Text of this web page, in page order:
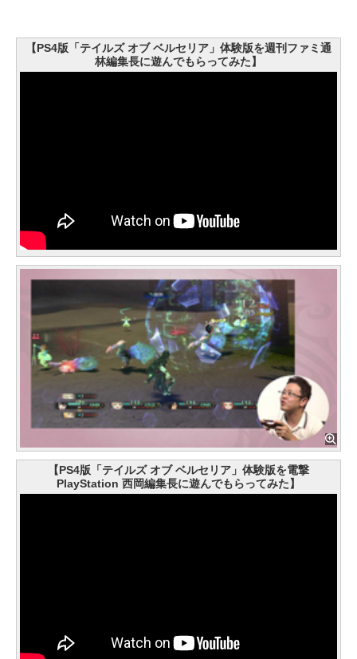
【PS4版「テイルズ オブ ベルセリア」体験版を週刊ファミ通
林編集長に遊んでもらってみた】
【PS4版「テイルズ オブ ベルセリア」体験版を電撃
PlayStation 西岡編集長に遊んでもらってみた】